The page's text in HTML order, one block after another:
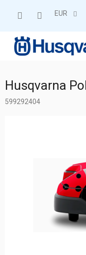
EUR
Husqvarna
599292404